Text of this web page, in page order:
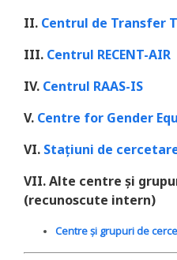
II. Centrul de Transfer
III. Centrul RECENT-AIR
IV. Centrul RAAS-IS
V. Centre for Gender
VI. Stațiuni de
VII. Alte centre şi
(recunoscute intern)
Centre și grupuri de